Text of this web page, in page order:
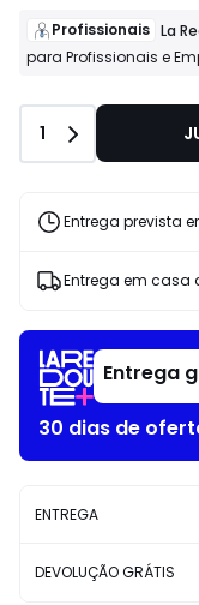
de
199.00
25%
desconto
Profissionais La
para Profissionais e
Quantidade
1
Entrega prevista
Entrega em casa
Entrega
30 dias de
ENTREGA
DEVOLUÇÃO GRÁTIS